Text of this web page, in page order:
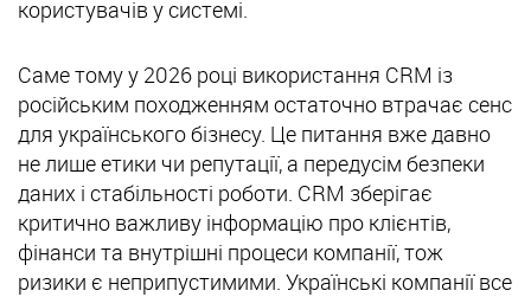
користувачів у системі.
Саме тому у 2026 році використання CRM із
російським походженням остаточно втрачає сенс
для українського бізнесу. Це питання вже давно
не лише етики чи репутації, а передусім безпеки
даних і стабільності роботи. CRM зберігає
критично важливу інформацію про клієнтів,
фінанси та внутрішні процеси компанії, тож
ризики є неприпустимими. Українські компанії все